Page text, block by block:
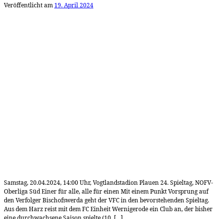
Veröffentlicht am 19. April 2024
Samstag, 20.04.2024, 14:00 Uhr, Vogtlandstadion Plauen 24. Spieltag, NOFV-
Oberliga Süd Einer für alle, alle für einen Mit einem Punkt Vorsprung auf
den Verfolger Bischofswerda geht der VFC in den bevorstehenden Spieltag.
Aus dem Harz reist mit dem FC Einheit Wernigerode ein Club an, der bisher